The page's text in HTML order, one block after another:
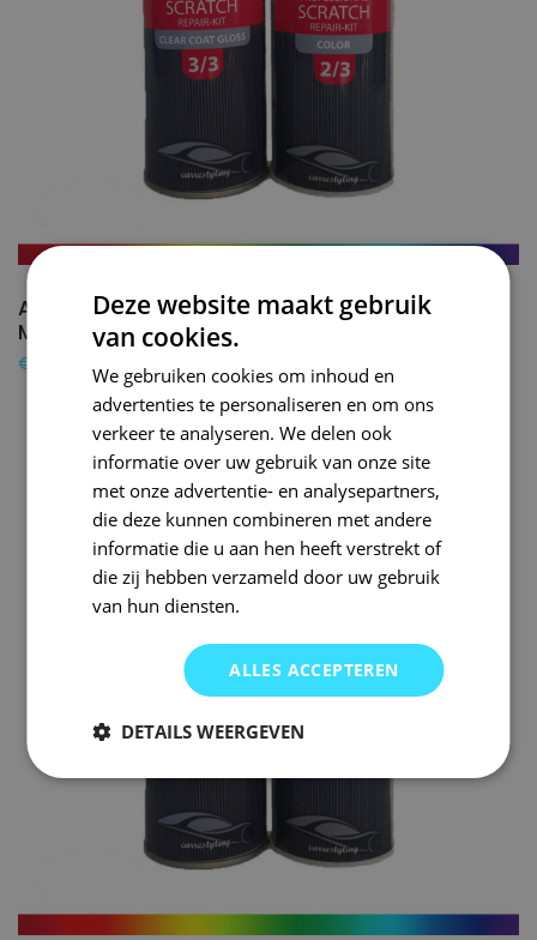
AUDI Autolak + Blanke lak Spuitbus LA5D
MONACO BLUE – 150ml
€
Deze website maakt gebruik
van cookies.
We gebruiken cookies om inhoud en
advertenties te personaliseren en om ons
verkeer te analyseren. We delen ook
informatie over uw gebruik van onze site
met onze advertentie- en analysepartners,
die deze kunnen combineren met andere
informatie die u aan hen heeft verstrekt of
die zij hebben verzameld door uw gebruik
van hun diensten.
ALLES ACCEPTEREN
DETAILS WEERGEVEN